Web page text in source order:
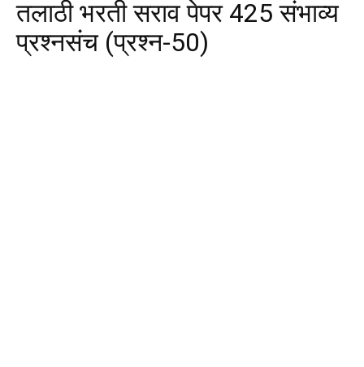
तलाठी भरती सराव पेपर 425 संभाव्य
प्रश्नसंच (प्रश्न-50)